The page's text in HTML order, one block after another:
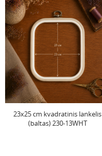
23x25 cm kvadratinis lankelis
(baltas) 230-13WHT